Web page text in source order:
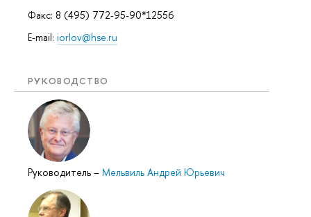
Факс: 8 (495) 772-95-90*12556
E-mail: iorlov@hse.ru
РУКОВОДСТВО
Руководитель – Мельвиль Андрей Юрьевич